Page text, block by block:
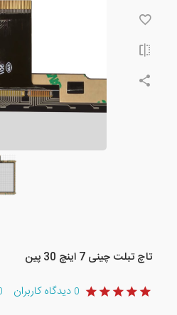
تاچ تبلت چینی 7 اینچ 30 پین
0 دیدگاه کاربران